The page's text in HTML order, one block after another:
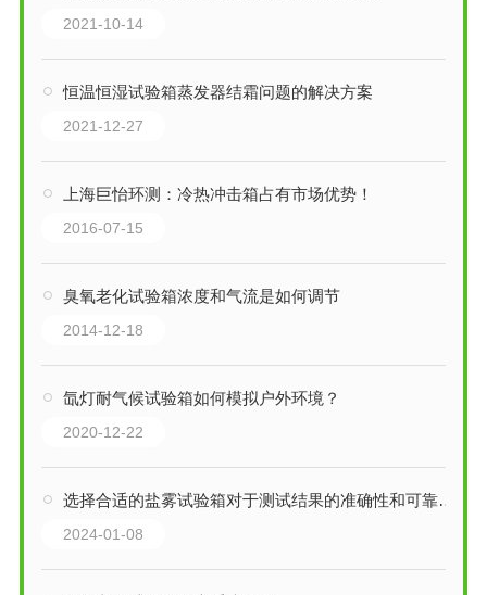
2021-10-14
恒温恒湿试验箱蒸发器结霜问题的解决方案
2021-12-27
上海巨怡环测：冷热冲击箱占有市场优势！
2016-07-15
臭氧老化试验箱浓度和气流是如何调节
2014-12-18
氙灯耐气候试验箱如何模拟户外环境？
2020-12-22
选择合适的盐雾试验箱对于测试结果的准确性和可靠性至关重要
2024-01-08